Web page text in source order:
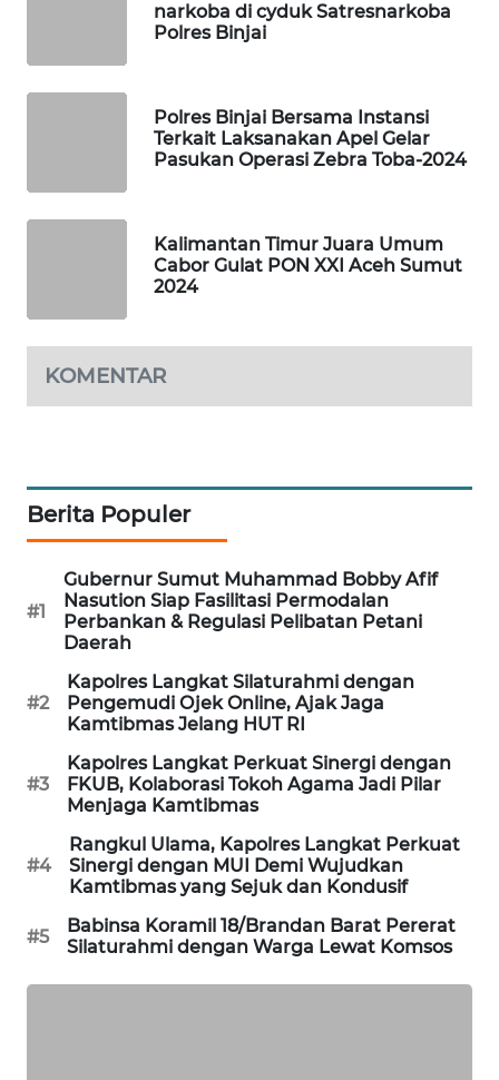
narkoba di cyduk Satresnarkoba
Polres Binjai
Polres Binjai Bersama Instansi
Terkait Laksanakan Apel Gelar
Pasukan Operasi Zebra Toba-2024
Kalimantan Timur Juara Umum
Cabor Gulat PON XXI Aceh Sumut
2024
KOMENTAR
Berita Populer
#1
Gubernur Sumut Muhammad Bobby Afif
Nasution Siap Fasilitasi Permodalan
Perbankan & Regulasi Pelibatan Petani
Daerah
#2
Kapolres Langkat Silaturahmi dengan
Pengemudi Ojek Online, Ajak Jaga
Kamtibmas Jelang HUT RI
#3
Kapolres Langkat Perkuat Sinergi dengan
FKUB, Kolaborasi Tokoh Agama Jadi Pilar
Menjaga Kamtibmas
#4
Rangkul Ulama, Kapolres Langkat Perkuat
Sinergi dengan MUI Demi Wujudkan
Kamtibmas yang Sejuk dan Kondusif
#5
Babinsa Koramil 18/Brandan Barat Pererat
Silaturahmi dengan Warga Lewat Komsos
KONSUMEN
NEWS
SITUNGIR
NEWS
NEWS
NEWS
METRO
SIANTAR
NEWS
MEDAN
NEWS
METRO
JAKARTA
NEWS
KRT